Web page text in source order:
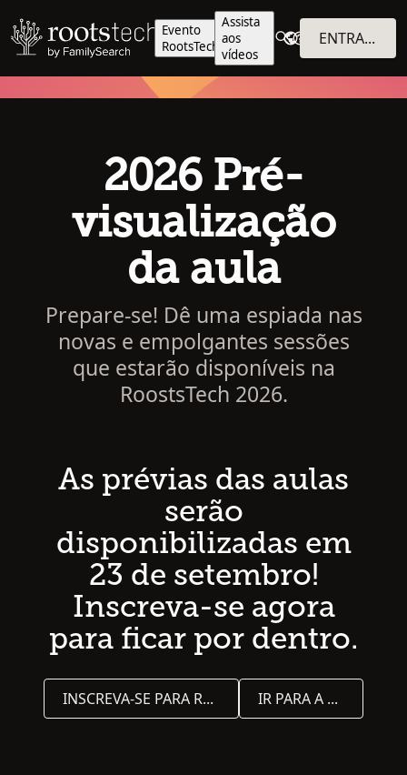
Evento
RootsTech
Assista
aos
vídeos
ENTRAR NO SISTEMA
2026 Pré-
visualização
da aula
Prepare-se! Dê uma espiada nas
novas e empolgantes sessões
que estarão disponíveis na
RoostsTech 2026.
As prévias das aulas
serão
disponibilizadas em
23 de setembro!
Inscreva-se agora
para ficar por dentro.
INSCREVA-SE PARA RECEBER ATUALIZAÇÕES IR PARA A PÁGINA INICIAL